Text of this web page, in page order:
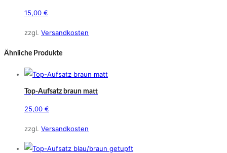
auf.
Die
können
auf
Produktseite
gewählt
15,00 €
Produkt
weist
Varianten
auf.
Die
können
auf
zzgl. Versandkosten
Ähnliche Produkte
Top-Aufsatz braun matt
25,00 €
zzgl. Versandkosten